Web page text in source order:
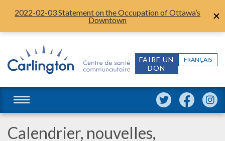
2022-02-03 Statement on the Occupation of Ottawa’s
Downtown
FRANÇAIS
FAIRE UN
DON
Calendrier, nouvelles,